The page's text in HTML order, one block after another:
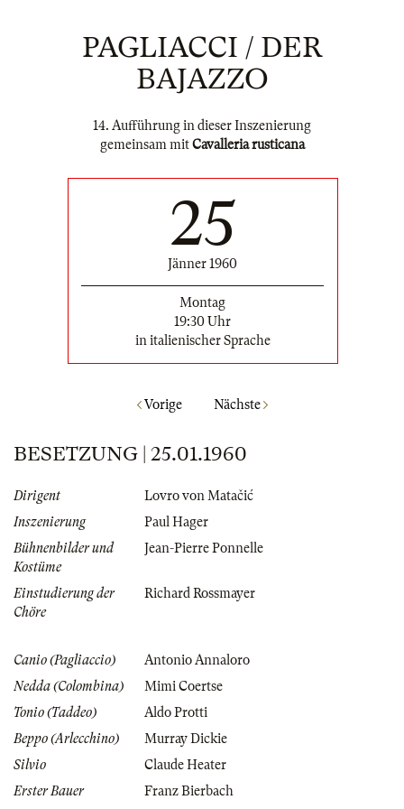
PAGLIACCI / DER
BAJAZZO
14. Aufführung in dieser Inszenierung
gemeinsam mitCavalleria rusticana
25
Jänner 1960
Montag
19:30 Uhr
in italienischer Sprache
Vorige Nächste
BESETZUNG | 25.01.1960
Dirigent
Lovro von Matačić
Inszenierung
Paul Hager
Bühnenbilder und
Kostüme
Jean-Pierre Ponnelle
Einstudierung der
Chöre
Richard Rossmayer
Canio (Pagliaccio)
Antonio Annaloro
Nedda (Colombina)
Mimi Coertse
Tonio (Taddeo)
Aldo Protti
Beppo (Arlecchino)
Murray Dickie
Silvio
Claude Heater
Erster Bauer
Franz Bierbach